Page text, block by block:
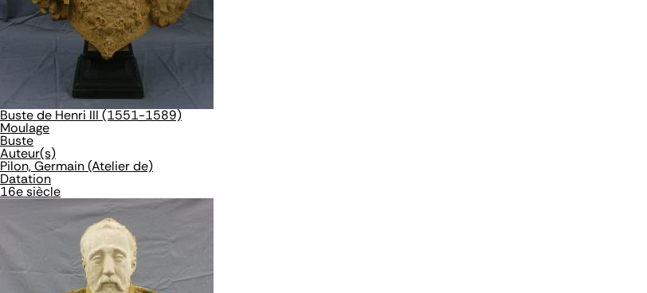
Buste de Henri III (1551-1589)
Moulage
Buste
Auteur(s)
Pilon, Germain (Atelier de)
Datation
16e siècle